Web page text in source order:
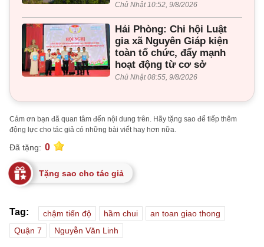
Chủ Nhật 10:52, 9/8/2026
Hải Phòng: Chi hội Luật
gia xã Nguyên Giáp kiện
toàn tổ chức, đẩy mạnh
hoạt động từ cơ sở
Chủ Nhật 08:55, 9/8/2026
Cảm ơn bạn đã quan tâm đến nội dung trên. Hãy tặng sao để tiếp thêm
động lực cho tác giả có những bài viết hay hơn nữa.
Đã tặng: 0
Tặng sao cho tác giả
Tag: chậm tiến độ hầm chui
an toan giao thong
Quận 7
Nguyễn Văn Linh